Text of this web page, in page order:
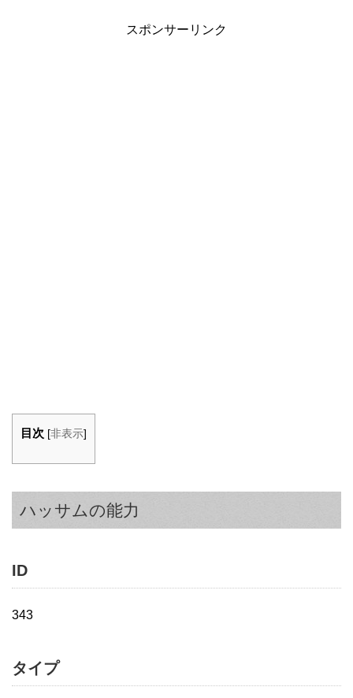
スポンサーリンク
目次 [非表示]
ハッサムの能力
ID
343
タイプ